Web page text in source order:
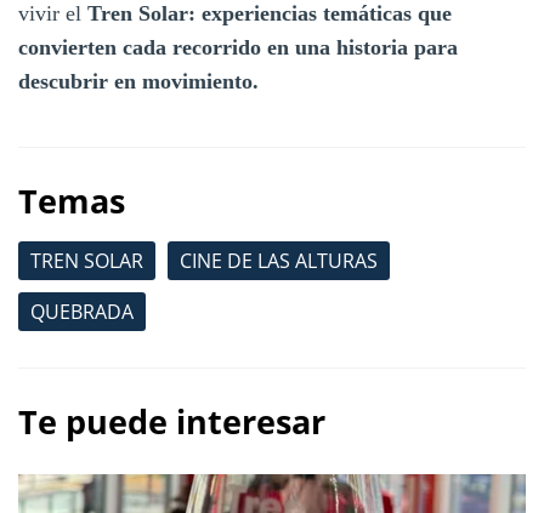
vivir el Tren Solar: experiencias temáticas que
convierten cada recorrido en una historia para
descubrir en movimiento.
Temas
TREN SOLAR
CINE DE LAS ALTURAS
QUEBRADA
Te puede interesar